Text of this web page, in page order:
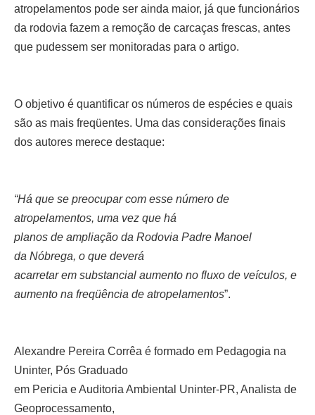
atropelamentos pode ser ainda maior, já que funcionários
da rodovia fazem a remoção de carcaças frescas, antes
que pudessem ser monitoradas para o artigo.
O objetivo é quantificar os números de espécies e quais
são as mais freqüentes. Uma das considerações finais
dos autores merece destaque:
“Há que se preocupar com esse número de
atropelamentos, uma vez que há
planos de ampliação da Rodovia Padre Manoel
da Nóbrega, o que deverá
acarretar em substancial aumento no fluxo de veículos, e
aumento na freqüência de atropelamentos”.
Alexandre Pereira Corrêa é formado em Pedagogia na
Uninter, Pós Graduado
em Pericia e Auditoria Ambiental Uninter-PR, Analista de
Geoprocessamento,